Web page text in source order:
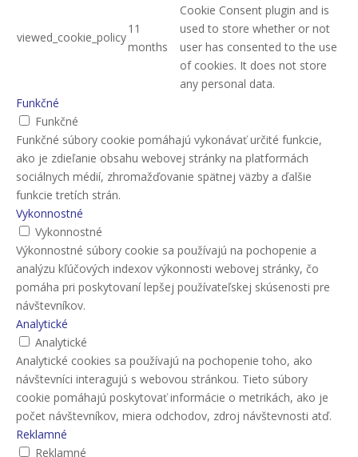
viewed_cookie_policy
11
months
Cookie Consent plugin and is
used to store whether or not
user has consented to the use
of cookies. It does not store
any personal data.
Funkčné
Funkčné
Funkčné súbory cookie pomáhajú vykonávať určité funkcie,
ako je zdieľanie obsahu webovej stránky na platformách
sociálnych médií, zhromažďovanie spätnej väzby a ďalšie
funkcie tretích strán.
Vykonnostné
Vykonnostné
Výkonnostné súbory cookie sa používajú na pochopenie a
analýzu kľúčových indexov výkonnosti webovej stránky, čo
pomáha pri poskytovaní lepšej používateľskej skúsenosti pre
návštevníkov.
Analytické
Analytické
Analytické cookies sa používajú na pochopenie toho, ako
návštevníci interagujú s webovou stránkou. Tieto súbory
cookie pomáhajú poskytovať informácie o metrikách, ako je
počet návštevníkov, miera odchodov, zdroj návštevnosti atď.
Reklamné
Reklamné